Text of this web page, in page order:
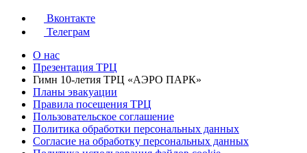
Вконтакте
Телеграм
О нас
Презентация ТРЦ
Гимн 10-летия ТРЦ «АЭРО ПАРК»
Планы эвакуации
Правила посещения ТРЦ
Пользовательское соглашение
Политика обработки персональных данных
Cогласие на обработку персональных данных